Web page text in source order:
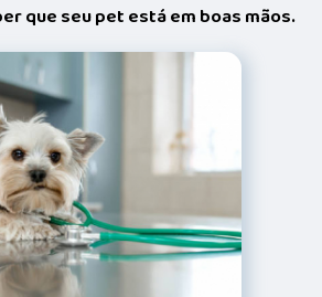
que seu pet está em boas mãos.